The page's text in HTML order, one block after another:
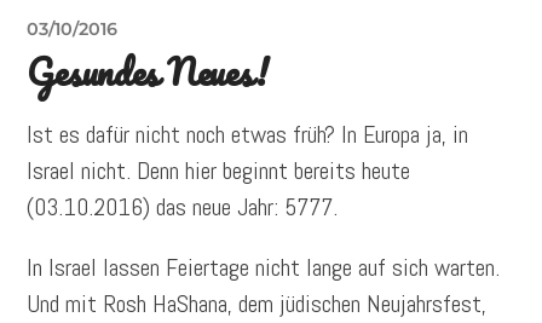
03/10/2016
Gesundes Neues!
Ist es dafür nicht noch etwas früh? In Europa ja, in
Israel nicht. Denn hier beginnt bereits heute
(03.10.2016) das neue Jahr: 5777.
In Israel lassen Feiertage nicht lange auf sich warten.
Und mit Rosh HaShana, dem jüdischen Neujahrsfest,